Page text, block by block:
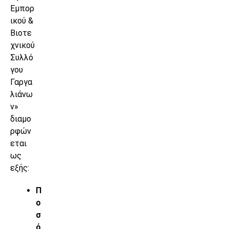
Εμπορ
ικού &
Βιοτε
χνικού
Συλλό
γου
Γαργα
λιάνω
ν»
διαμο
ρφών
εται
ως
εξής:
Π
ο
σ